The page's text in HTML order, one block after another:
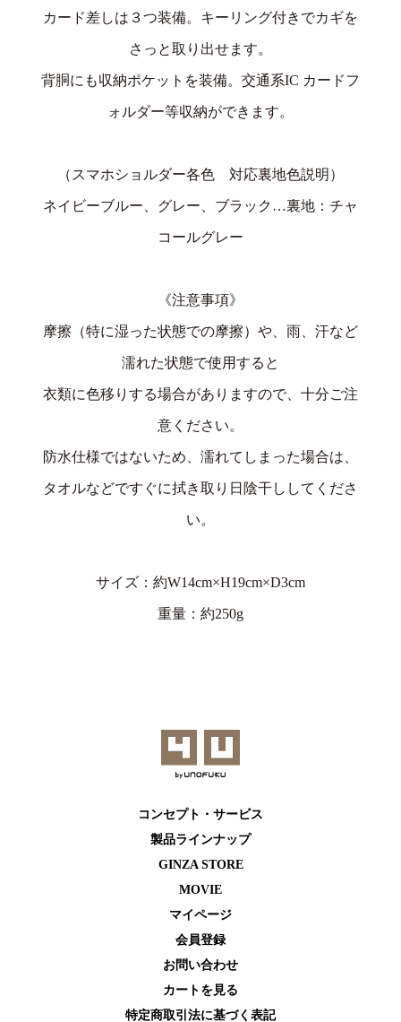
カード差しは３つ装備。キーリング付きでカギを
さっと取り出せます。
背胴にも収納ポケットを装備。交通系IC カードフ
ォルダー等収納ができます。
（スマホショルダー各色 対応裏地色説明）
ネイビーブルー、グレー、ブラック…裏地：チャ
コールグレー
《注意事項》
摩擦（特に湿った状態での摩擦）や、雨、汗など
濡れた状態で使用すると
衣類に色移りする場合がありますので、十分ご注
意ください。
防水仕様ではないため、濡れてしまった場合は、
タオルなどですぐに拭き取り日陰干ししてくださ
い。
サイズ：約W14cm×H19cm×D3cm
重量：約250g
コンセプト・サービス
製品ラインナップ
GINZA STORE
MOVIE
マイページ
会員登録
お問い合わせ
カートを⾒る
特定商取引法に基づく表記